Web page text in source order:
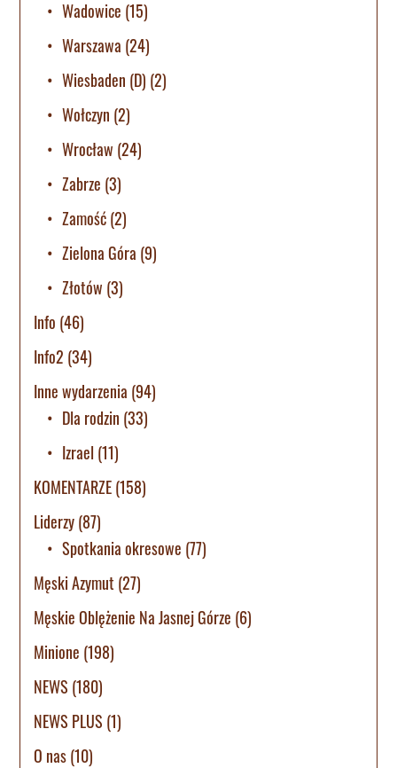
Wadowice (15)
Warszawa (24)
Wiesbaden (D) (2)
Wołczyn (2)
Wrocław (24)
Zabrze (3)
Zamość(2)
Zielona Góra (9)
Złotów (3)
Info (46)
Info2 (34)
Inne wydarzenia (94)
Dla rodzin (33)
Izrael (11)
KOMENTARZE(158)
Liderzy(87)
Spotkania okresowe (77)
Męski Azymut (27)
Męskie Oblężenie Na Jasnej Górze (6)
Minione (198)
NEWS (180)
NEWS PLUS (1)
O nas(10)